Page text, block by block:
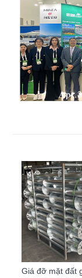
Giá đỡ mặt đất